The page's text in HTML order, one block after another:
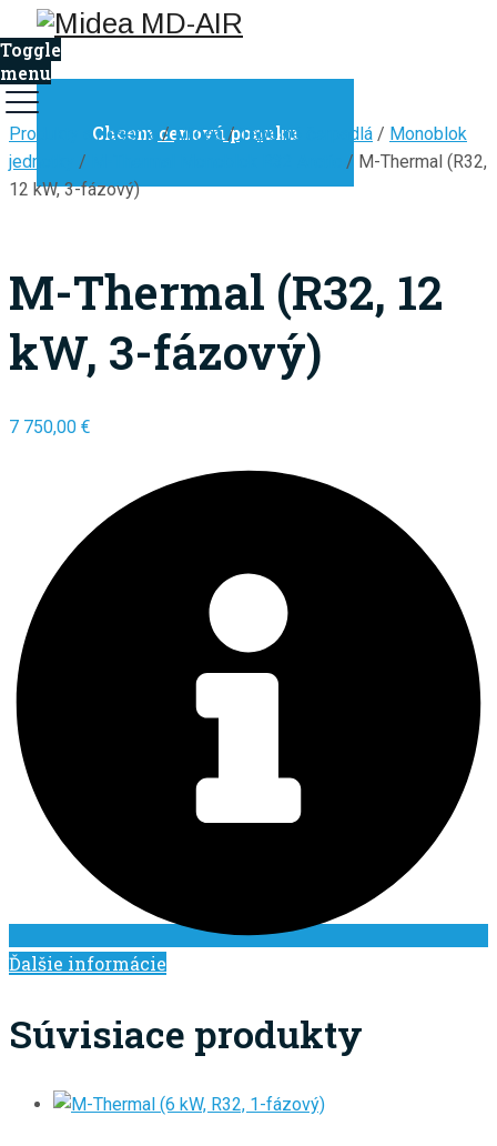
Chcem cenovú ponuku
Toggle
menu
Produkty a riešenia /Midea/Tepelné čerpadlá / Monoblok
jednotky
/
/ M-Thermal (R32,
12 kW, 3-fázový)
M-Thermal (R32, 12
kW, 3-fázový)
7 750,00 €
Ďalšie informácie
Súvisiace produkty